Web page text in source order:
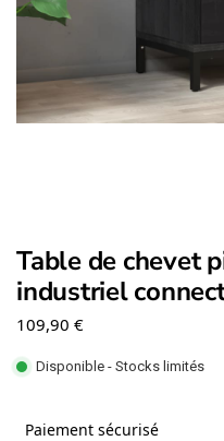
Table de chevet
industriel
109,90 €
Disponible - Stocks limités
Paiement sécurisé